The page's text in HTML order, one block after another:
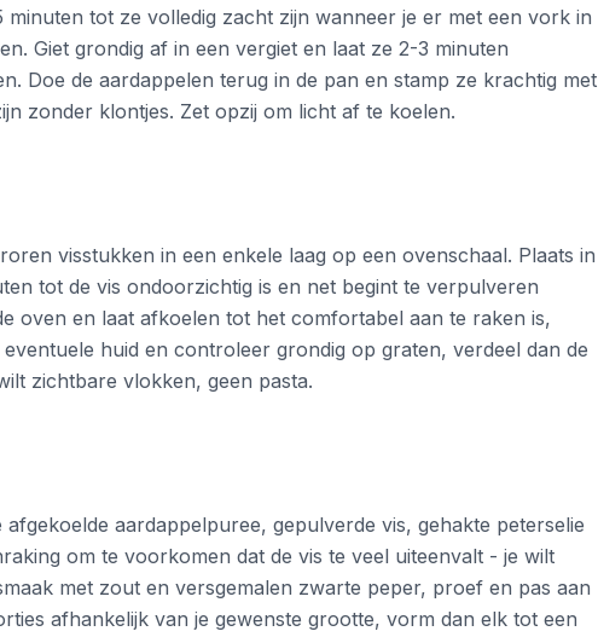
tot ze volledig zacht zijn wanneer je er met een vork in
Giet grondig af in een vergiet en laat ze 2-3 minuten
Doe de aardappelen terug in de pan en stamp ze krachtig met
zonder klontjes. Zet opzij om licht af te koelen.
visstukken in een enkele laag op een ovenschaal. Plaats in
tot de vis ondoorzichtig is en net begint te verpulveren
oven en laat afkoelen tot het comfortabel aan te raken is,
huid en controleer grondig op graten, verdeel dan de
zichtbare vlokken, geen pasta.
aardappelpuree, gepulverde vis, gehakte peterselie
om te voorkomen dat de vis te veel uiteenvalt - je wilt
met zout en versgemalen zwarte peper, proef en pas aan
afhankelijk van je gewenste grootte, vorm dan elk tot een